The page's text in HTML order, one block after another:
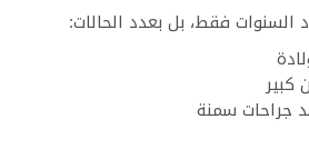
السنوات فقط، بل بعدد الحالات:
كبير
جراحات سمنة